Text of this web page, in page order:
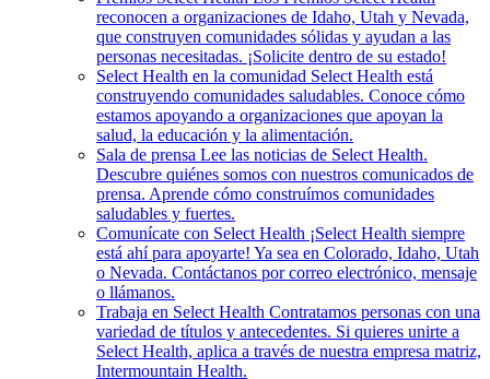
reconocen a organizaciones de Idaho, Utah y Nevada,
que construyen comunidades sólidas y ayudan a las
personas necesitadas. ¡Solicite dentro de su estado!
Select Health en la comunidad Select Health está
construyendo comunidades saludables. Conoce cómo
estamos apoyando a organizaciones que apoyan la
salud, la educación y la alimentación.
Sala de prensa Lee las noticias de Select Health.
Descubre quiénes somos con nuestros comunicados de
prensa. Aprende cómo construímos comunidades
saludables y fuertes.
Comunícate con Select Health ¡Select Health siempre
está ahí para apoyarte! Ya sea en Colorado, Idaho, Utah
o Nevada. Contáctanos por correo electrónico, mensaje
o llámanos.
Trabaja en Select Health Contratamos personas con una
variedad de títulos y antecedentes. Si quieres unirte a
Select Health, aplica a través de nuestra empresa matriz,
Intermountain Health.